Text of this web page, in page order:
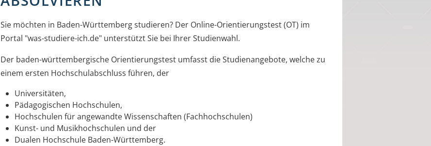
Sie möchten in Baden-Württemberg studieren? Der Online-Orientierungstest (OT) im
Portal "was-studiere-ich.de" unterstützt Sie bei Ihrer Studienwahl.
Der baden-württembergische Orientierungstest umfasst die Studienangebote, welche zu
einem ersten Hochschulabschluss führen, der
Universitäten,
Pädagogischen Hochschulen,
Hochschulen für angewandte Wissenschaften (Fachhochschulen)
Kunst- und Musikhochschulen und der
Dualen Hochschule Baden-Württemberg.